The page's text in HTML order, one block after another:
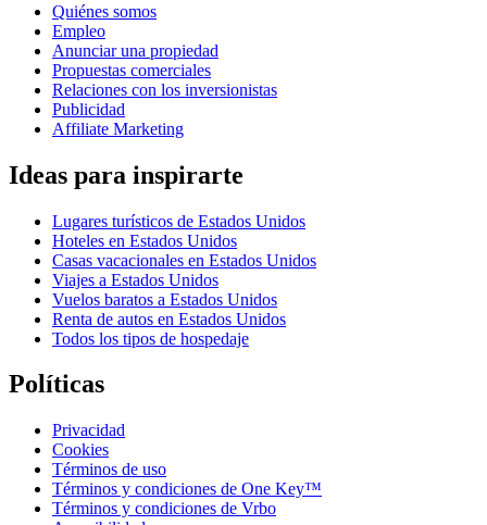
Quiénes somos
Empleo
Anunciar una propiedad
Propuestas comerciales
Relaciones con los inversionistas
Publicidad
Affiliate Marketing
Ideas para inspirarte
Lugares turísticos de Estados Unidos
Hoteles en Estados Unidos
Casas vacacionales en Estados Unidos
Viajes a Estados Unidos
Vuelos baratos a Estados Unidos
Renta de autos en Estados Unidos
Todos los tipos de hospedaje
Políticas
Privacidad
Cookies
Términos de uso
Términos y condiciones de One Key™
Términos y condiciones de Vrbo